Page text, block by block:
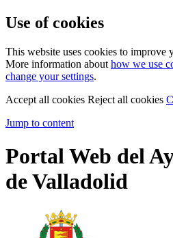
Use of cookies
This website uses cookies to improve
More information about how we use
change your settings.
Accept all cookies Reject all cookies
Jump to content
Portal Web del
de Valladolid